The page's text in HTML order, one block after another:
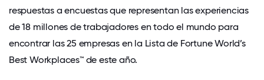
respuestas a encuestas que representan las experiencias
de 18 millones de trabajadores en todo el mundo para
encontrar las 25 empresas en la Lista de Fortune World’s
Best Workplaces™de este año.